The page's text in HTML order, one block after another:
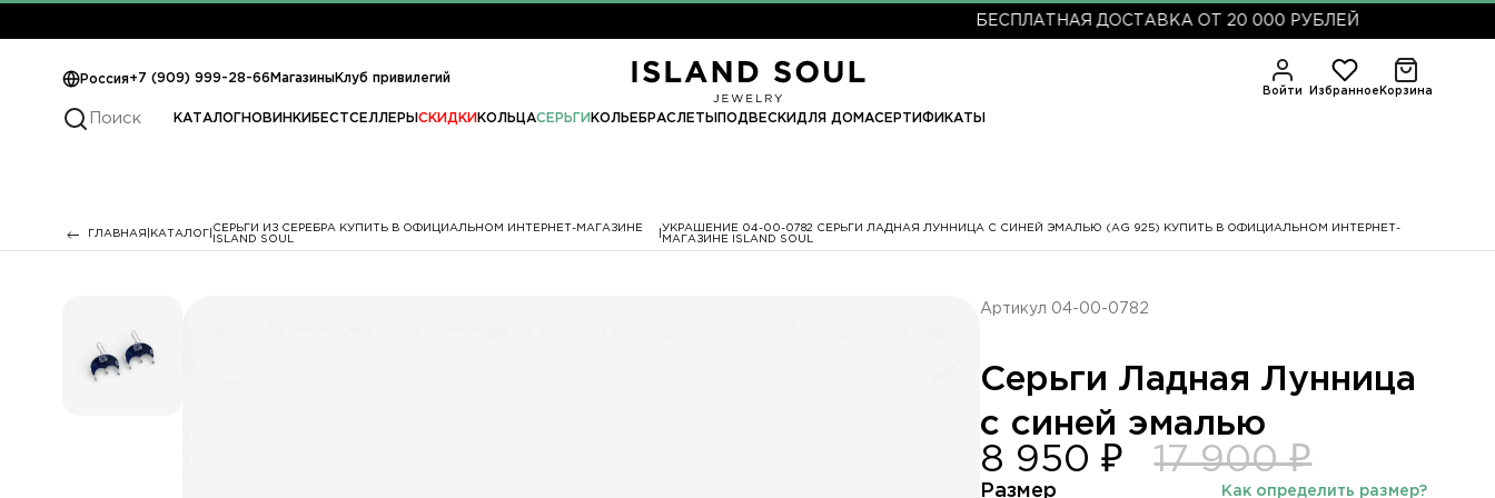
БЕСПЛАТНАЯ ДОСТАВКА ОТ 20 000 РУБЛЕЙ
Россия+7 (909) 999-28-66 МагазиныКлуб привилегий
Войти Избранное Корзина
КАТАЛОГНОВИНКИ БЕСТСЕЛЛЕРЫ СКИДКИ КОЛЬЦАСЕРЬГИ КОЛЬЕ БРАСЛЕТЫ ПОДВЕСКИДЛЯ ДОМАСЕРТИФИКАТЫ
ГЛАВНАЯ КАТАЛОГ
СЕРЬГИ ИЗ СЕРЕБРА КУПИТЬ В ОФИЦИАЛЬНОМ ИНТЕРНЕТ-МАГАЗИНЕ
ISLAND SOUL
УКРАШЕНИЕ 04-00-0782 СЕРЬГИ ЛАДНАЯ ЛУННИЦА С СИНЕЙ ЭМАЛЬЮ (AG 925) КУПИТЬ В ОФИЦИАЛЬНОМ ИНТЕРНЕТ-
МАГАЗИНЕ ISLAND SOUL
Артикул 04-00-0782
Серьги Ладная Лунница
с синей эмалью
8 950 ₽ 17 900 ₽
Размер Как определить размер?